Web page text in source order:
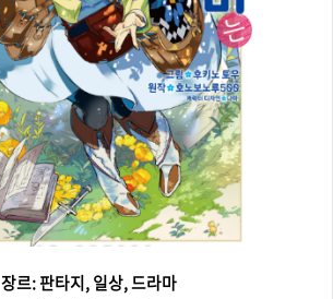
장르: 판타지, 일상, 드라마